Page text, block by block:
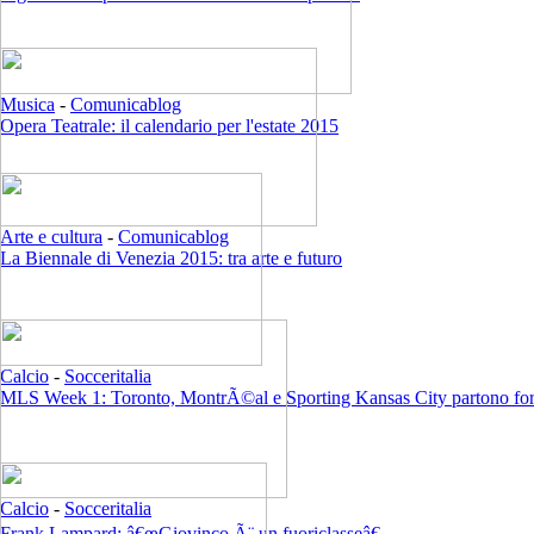
Musica - Comunicablog
Opera Teatrale: il calendario per l'estate 2015
Arte e cultura - Comunicablog
La Biennale di Venezia 2015: tra arte e futuro
Calcio - Socceritalia
MLS Week 1: Toronto, MontrÃ©al e Sporting Kansas City partono
Calcio - Socceritalia